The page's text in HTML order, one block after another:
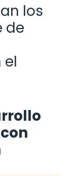
los
de
el